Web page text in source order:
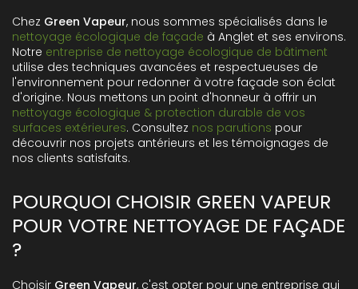
Chez Green Vapeur, nous sommes spécialisés dans le
nettoyage écologique de façade à Anglet et ses environs.
Notre entreprise de nettoyage écologique de bâtiment
utilise des techniques avancées et respectueuses de
l'environnement pour redonner à votre façade son éclat
d'origine. Nous mettons un point d'honneur à offrir un
nettoyage écologique & protection durable de vos
surfaces extérieures. Consultez nos parutions pour
découvrir nos projets antérieurs et les témoignages de
nos clients satisfaits.
POURQUOI CHOISIR GREEN VAPEUR
POUR VOTRE NETTOYAGE DE FAÇADE
?
Choisir Green Vapeur, c'est opter pour une entreprise qui